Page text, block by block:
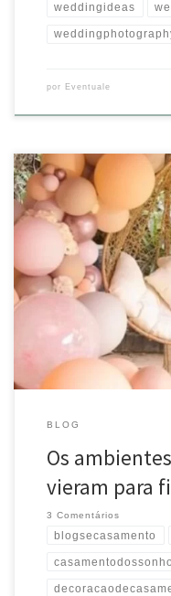
weddingideas
por Eventuale
Os ambientes
nos eventos, usados por
transformam numa
sociais, estes registros são
como vai ser o seu
BLOG
Os
vieram para
3 Comentários
blogsecasamento